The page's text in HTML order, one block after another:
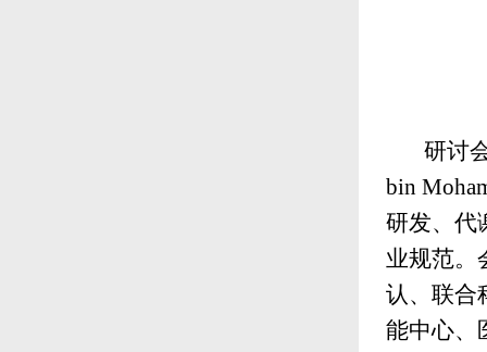
研讨
bin
研发、代
业规范。
认、联合
能中心、